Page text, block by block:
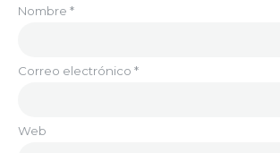
Nombre *
Correo electrónico *
Web